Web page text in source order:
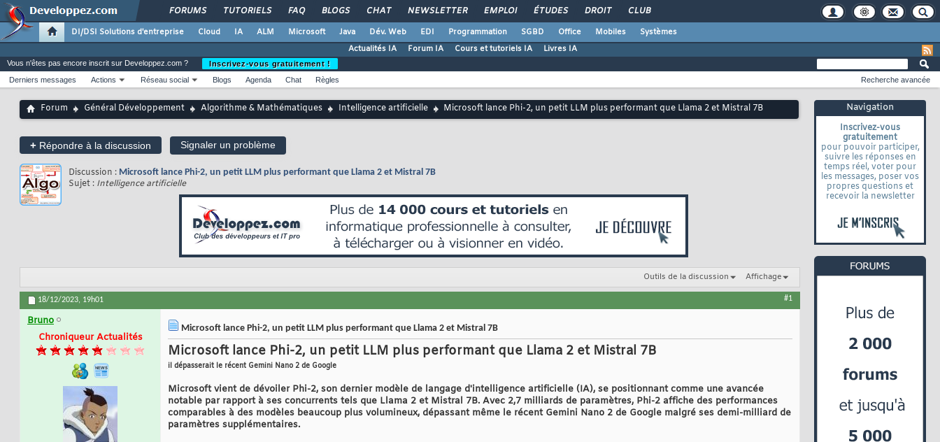
FORUMS TUTORIELS FAQ BLOGS CHAT NEWSLETTER EMPLOI ÉTUDES DROIT CLUB
DI/DSI Solutions d'entreprise Cloud IA ALM Microsoft Java Dév. Web EDI Programmation SGBD Office Mobiles
Systèmes
Actualités IA
Forum IA Cours et tutoriels IA Livres IA
Navigation
Inscrivez-vous
gratuitement
pour pouvoir participer,
suivre les réponses en
temps réel, voter pour
les messages, poser vos
propres questions et
recevoir la newsletter
Vous n'êtes pas encore inscrit sur Developpez.com ?
Inscrivez-vous gratuitement !
Derniers messages
Actions Réseau social Blogs Agenda Chat Règles Recherche avancée
Forum Général Développement Algorithme & Mathématiques Intelligence artificielle Microsoft lance Phi-2, un petit LLM plus performant que Llama 2 et Mistral 7B
+ Répondre à la discussion Signaler un problème
Discussion : Microsoft lance Phi-2, un petit LLM plus performant que Llama 2 et Mistral 7B
Sujet : Intelligence artificielle
Outils de la discussion Affichage
18/12/2023, 19h01 #1
Bruno
Chroniqueur Actualités
Microsoft lance Phi-2, un petit LLM plus performant que Llama 2 et Mistral 7B
Microsoft lance Phi-2, un petit LLM plus performant que Llama 2 et Mistral 7B
il dépasserait le récent Gemini Nano 2 de Google
Microsoft vient de dévoiler Phi-2, son dernier modèle de langage d'intelligence artificielle (IA), se positionnant comme une avancée
notable par rapport à ses concurrents tels que Llama 2 et Mistral 7B. Avec 2,7 milliards de paramètres, Phi-2 affiche des performances
comparables à des modèles beaucoup plus volumineux, dépassant même le récent Gemini Nano 2 de Google malgré ses demi-milliard de
paramètres supplémentaires.